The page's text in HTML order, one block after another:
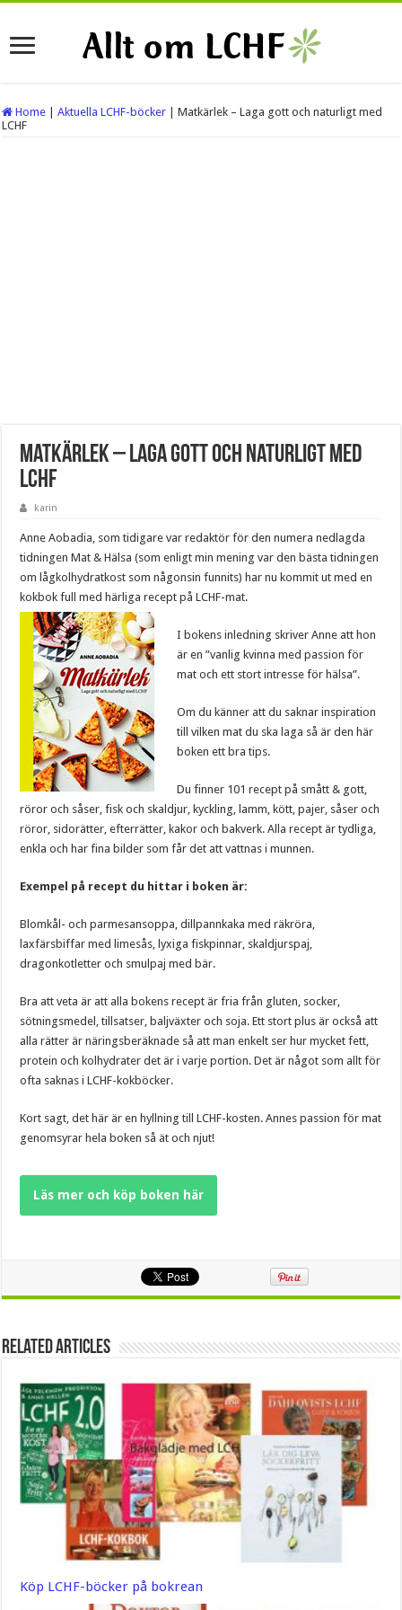
Home Aktuella LCHF-böcker
Matkärlek – Laga gott och naturligt med
LCHF
Matkärlek – Laga gott och naturligt med
LCHF
karin
Anne Aobadia, som tidigare var redaktör för den numera nedlagda
tidningen Mat & Hälsa (som enligt min mening var den bästa tidningen
om lågkolhydratkost som någonsin funnits) har nu kommit ut med en
kokbok full med härliga recept på LCHF-mat.
I bokens inledning skriver Anne att hon
är en ”vanlig kvinna med passion för
mat och ett stort intresse för hälsa”.
Om du känner att du saknar inspiration
till vilken mat du ska laga så är den här
boken ett bra tips.
Du finner 101 recept på smått & gott,
röror och såser, fisk och skaldjur, kyckling, lamm, kött, pajer, såser och
röror, sidorätter, efterrätter, kakor och bakverk. Alla recept är tydliga,
enkla och har fina bilder som får det att vattnas i munnen.
Exempel på recept du hittar i boken är:
Blomkål- och parmesansoppa, dillpannkaka med räkröra,
laxfärsbiffar med limesås, lyxiga fiskpinnar, skaldjurspaj,
dragonkotletter och smulpaj med bär.
Bra att veta är att alla bokens recept är fria från gluten, socker,
sötningsmedel, tillsatser, baljväxter och soja. Ett stort plus är också att
alla rätter är näringsberäknade så att man enkelt ser hur mycket fett,
protein och kolhydrater det är i varje portion. Det är något som allt för
ofta saknas i LCHF-kokböcker.
Kort sagt, det här är en hyllning till LCHF-kosten. Annes passion för mat
genomsyrar hela boken så ät och njut!
Läs mer och köp boken här
Related Articles
Köp LCHF-böcker på bokrean